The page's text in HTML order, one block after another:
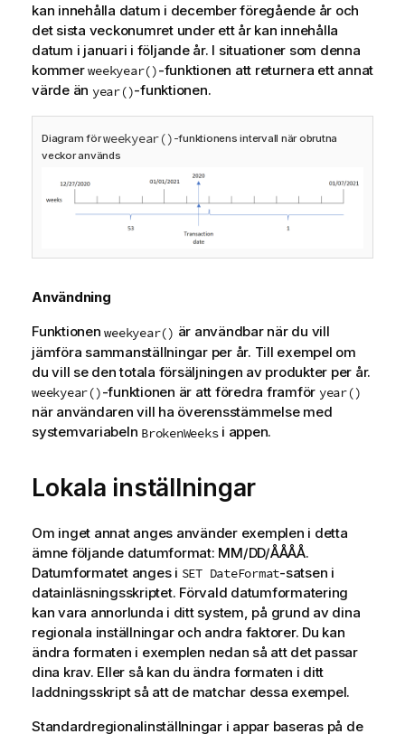
kan innehålla datum i december föregående år och
det sista veckonumret under ett år kan innehålla
datum i januari i följande år. I situationer som denna
kommerweekyear()-funktionen att returnera ett annat
värde än year()-funktionen.
Diagram förweekyear() -funktionens intervall när obrutna
veckor används
Användning
Funktionenweekyear() är användbar när du vill
jämföra sammanställningar per år. Till exempel om
du vill se den totala försäljningen av produkter per år.
weekyear()-funktionen är att föredra framför year()
när användaren vill ha överensstämmelse med
systemvariabeln BrokenWeeksi appen.
Lokala inställningar
Om inget annat anges använder exemplen i detta
ämne följande datumformat: MM/DD/ÅÅÅÅ.
Datumformatet anges i SET DateFormat-satsen i
datainläsningsskriptet. Förvald datumformatering
kan vara annorlunda i ditt system, på grund av dina
regionala inställningar och andra faktorer. Du kan
ändra formaten i exemplen nedan så att det passar
dina krav. Eller så kan du ändra formaten i ditt
laddningsskript så att de matchar dessa exempel.
Standardregionalinställningar i appar baseras på de